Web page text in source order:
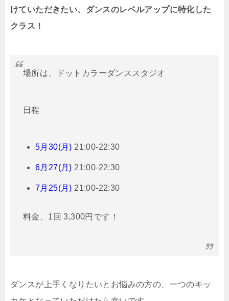
けていただきたい、ダンスのレベルアップに特化した
クラス！
場所は、ドットカラーダンススタジオ
日程
5月30(月) 21:00-22:30
6月27(月) 21:00-22:30
7月25(月) 21:00-22:30
料金、1回3,300円です！
ダンスが上手くなりたいとお悩みの方の、一つのキッ